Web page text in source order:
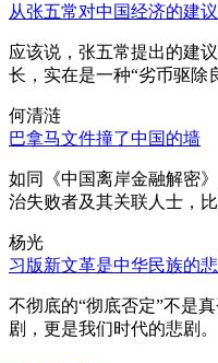
从张五常对中国经济的建
应该说，张五常提出的建
长，实在是一种“劣币驱除
何清涟
巴拿马文件撞了中国的墙
如同《中国离岸金融解密
治失败者及其关联人士，
杨光
习版新文革是中华民族的
不彻底的“彻底否定”不是
剧，更是我们时代的悲剧。